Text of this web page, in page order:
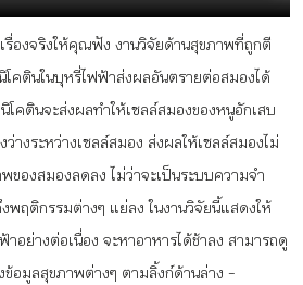
รสมาชิก
รื่องจริงให้คุณฟัง งานวิจัยด้านสุขภาพที่ถูกตี
คตินในบุหรี่ไฟฟ้าส่งผลอันตรายต่อสมองได้
โคตินจะส่งผลทำให้เซลล์สมองของหนูอักเสบ
างระหว่างเซลล์สมอง ส่งผลให้เซลล์สมองไม่
ของสมองลดลง ไม่ว่าจะเป็นระบบความจำ
พฤติกรรมต่างๆ แย่ลง ในงานวิจัยนี้แสดงให้
อย่างต่อเนื่อง จะหาอาหารได้ช้าลง สามารถดู
อมูลสุขภาพต่างๆ ตามลิ้งก์ด้านล่าง -